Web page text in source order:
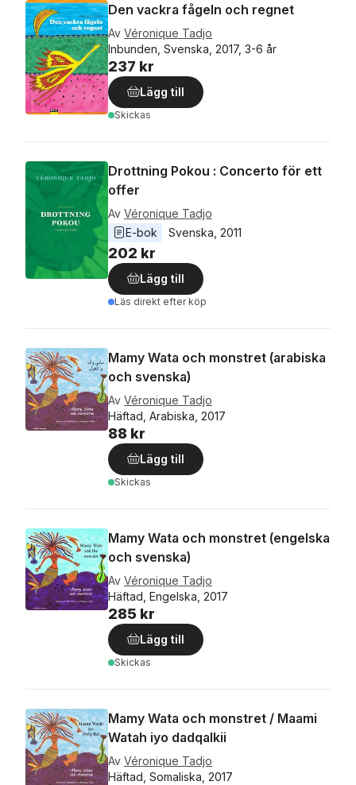
Den vackra fågeln och regnet
Av Véronique Tadjo
Inbunden, Svenska, 2017, 3-6 år
237 kr
Lägg till
Skickas
Drottning Pokou : Concerto för ett
offer
Av Véronique Tadjo
E-bok
Svenska 2011
202 kr
Lägg till
Läs direkt efter köp
Mamy Wata och monstret (arabiska
och svenska)
Av Véronique Tadjo
Häftad, Arabiska, 2017
88 kr
Lägg till
Skickas
Mamy Wata och monstret (engelska
och svenska)
Av Véronique Tadjo
Häftad, Engelska, 2017
285 kr
Lägg till
Skickas
Mamy Wata och monstret / Maami
Watah iyo dadqalkii
Av Véronique Tadjo
Häftad, Somaliska, 2017